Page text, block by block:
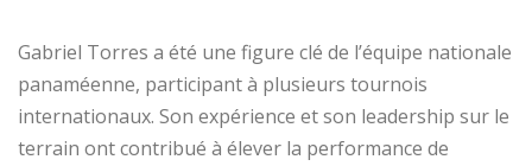
Gabriel Torres a été une figure clé de l’équipe nationale
panaméenne, participant à plusieurs tournois
internationaux. Son expérience et son leadership sur le
terrain ont contribué à élever la performance de